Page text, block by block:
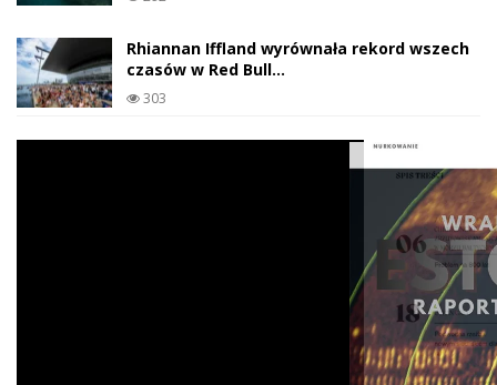
Rhiannan Iffland wyrównała rekord wszech
czasów w Red Bull…
303